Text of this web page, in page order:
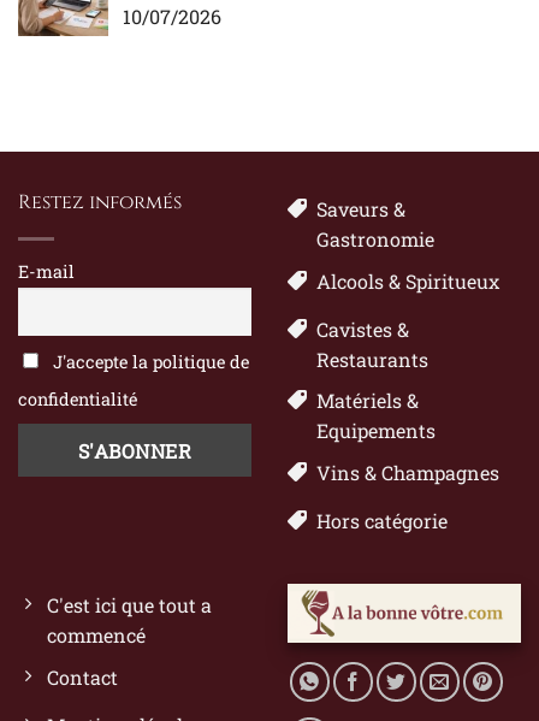
10/07/2026
Restez informés
E-mail
J'accepte la politique de
confidentialité
Saveurs &
Gastronomie
Alcools & Spiritueux
Cavistes &
Restaurants
Matériels &
Equipements
Vins & Champagnes
Hors catégorie
C'est ici que tout a
commencé
Contact